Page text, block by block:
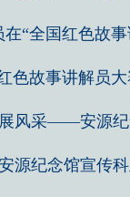
“全国红色故
色故事讲解员
风采——安源
纪念馆宣传